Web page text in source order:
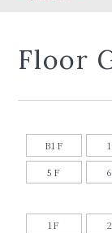
Floor
B1F
5F
1F